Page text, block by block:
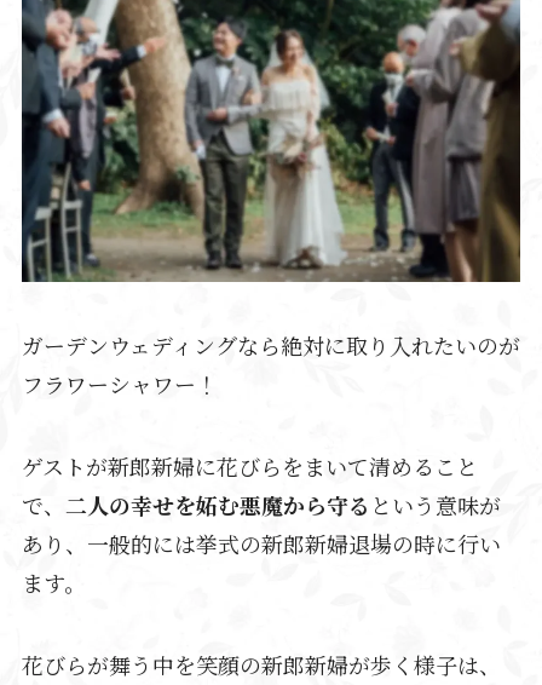
ガーデンウェディングなら絶対に取り入れたいのが
フラワーシャワー！
ゲストが新郎新婦に花びらをまいて清めること
で、 二人の幸せを妬む悪魔から守る という意味が
あり、一般的には挙式の新郎新婦退場の時に行い
ます。
花びらが舞う中を笑顔の新郎新婦が歩く様子は、